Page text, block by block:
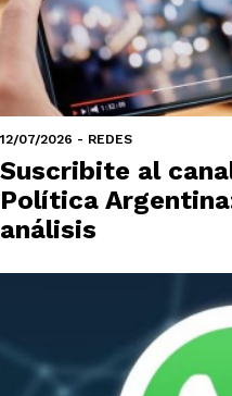
12/07/2026 - REDES
Suscribite al
Política
análisis